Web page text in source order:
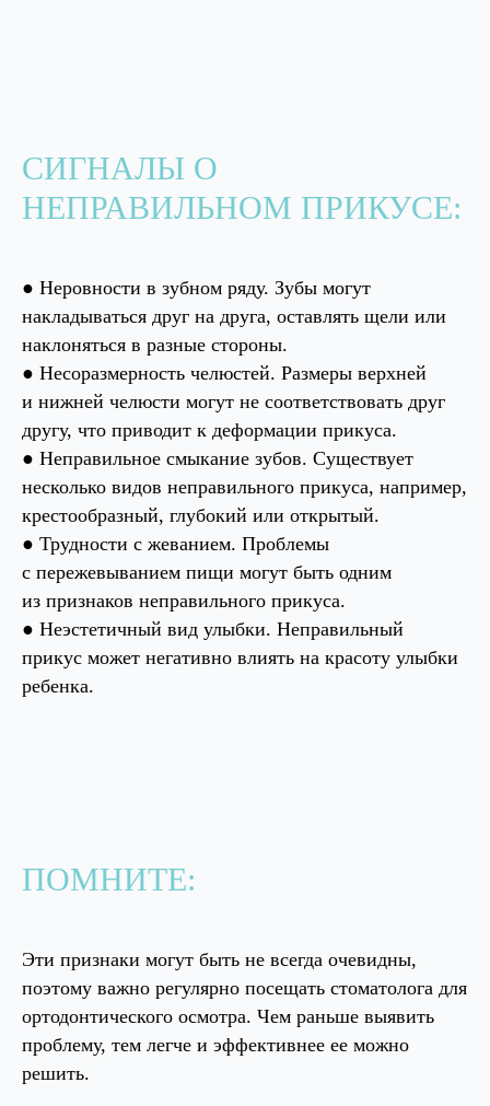
СИГНАЛЫ О
НЕПРАВИЛЬНОМ ПРИКУСЕ:
● Неровности в зубном ряду. Зубы могут
накладываться друг на друга, оставлять щели или
наклоняться в разные стороны.
● Несоразмерность челюстей. Размеры верхней
и нижней челюсти могут не соответствовать друг
другу, что приводит к деформации прикуса.
● Неправильное смыкание зубов. Существует
несколько видов неправильного прикуса, например,
крестообразный, глубокий или открытый.
● Трудности с жеванием. Проблемы
с пережевыванием пищи могут быть одним
из признаков неправильного прикуса.
● Неэстетичный вид улыбки. Неправильный
прикус может негативно влиять на красоту улыбки
ребенка.
ПОМНИТЕ:
Эти признаки могут быть не всегда очевидны,
поэтому важно регулярно посещать стоматолога для
ортодонтического осмотра. Чем раньше выявить
проблему, тем легче и эффективнее ее можно
решить.
ЗАПИШИТЕСЬ
КОНСУЛЬТАЦИЮ
Запись на прием вы можете произвести
на сайте, в форме ниже, либо позвонив
по телефону:
Согласие с политикой конфиденциальности
КЛИНИКА "АЛЕКСАНДРИЯ"
+7 (926) 971-60-51 Telegram
КЛИНИКА "ROYAL-DENT"
+7 (977) 667-13-76 Telegram
Сделайте шаг
навстречуздоровой